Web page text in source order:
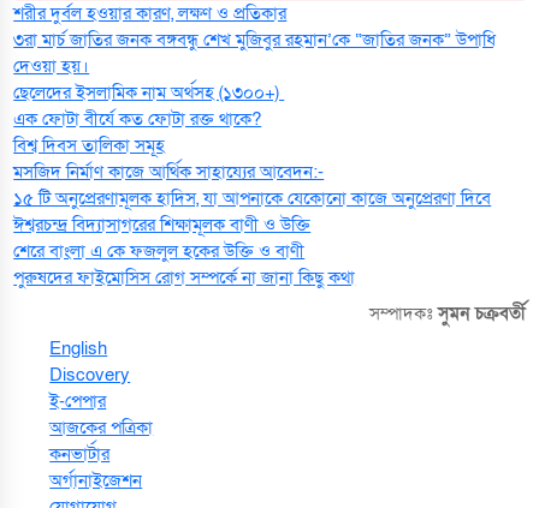
শরীর দুর্বল হওয়ার কারণ, লক্ষণ ও প্রতিকার
৩রা মার্চ জাতির জনক বঙ্গবন্ধু শেখ মুজিবুর রহমান’কে “জাতির জনক” উপাধি
দেওয়া হয়।
ছেলেদের ইসলামিক নাম অর্থসহ (১৩০০+)
এক ফোটা বীর্যে কত ফোটা রক্ত থাকে?
বিশ্ব দিবস তালিকা সমূহ
মসজিদ নির্মাণ কাজে আর্থিক সাহায্যের আবেদন:-
১৫ টি অনুপ্রেরণামূলক হাদিস, যা আপনাকে যেকোনো কাজে অনুপ্রেরণা দিবে
ঈশ্বরচন্দ্র বিদ্যাসাগরের শিক্ষামূলক বাণী ও উক্তি
শেরে বাংলা এ কে ফজলুল হকের উক্তি ও বাণী
পুরুষদের ফাইমোসিস রোগ সম্পর্কে না জানা কিছু কথা
সম্পাদকঃসুমন চক্রবর্তী
English
Discovery
ই-পেপার
আজকের পত্রিকা
কনভার্টার
অর্গানাইজেশন